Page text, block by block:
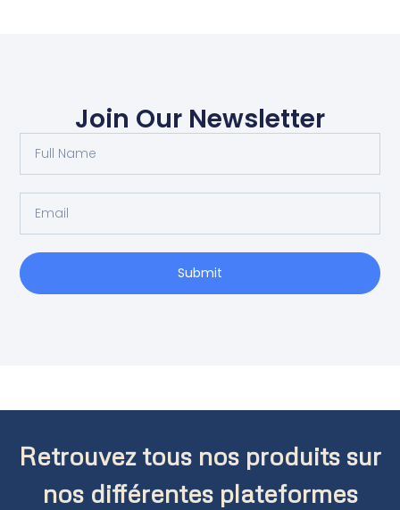
Join Our Newsletter
Submit
Retrouvez tous nos produits sur
nos différentes plateformes